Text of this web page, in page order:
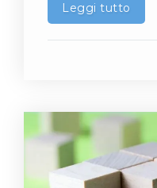
Leggi tutto